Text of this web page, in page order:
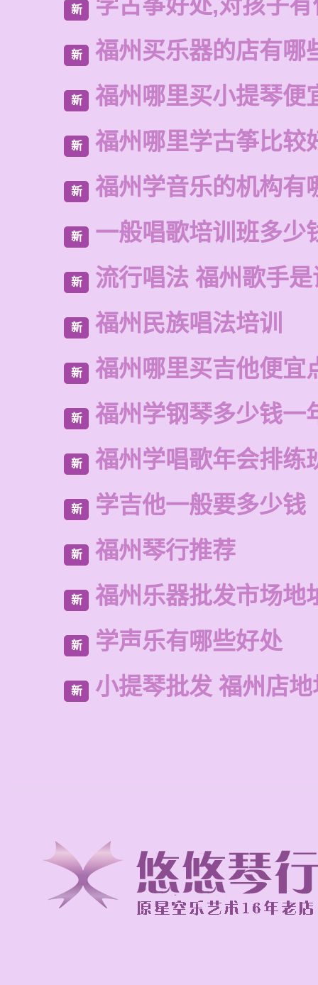
新 学古筝好处,对孩子
新 福州买乐器的店有哪
新 福州哪里买小提琴便
新 福州哪里学古筝比较
新 福州学音乐的机构有
新 一般唱歌培训班多少
新 流行唱法 福州歌手是
新 福州民族唱法培训
新 福州哪里买吉他便宜
新 福州学钢琴多少钱一
新 福州学唱歌年会排练
新 学吉他一般要多少钱
新 福州琴行推荐
新 福州乐器批发市场地
新 学声乐有哪些好处
新 小提琴批发 福州店